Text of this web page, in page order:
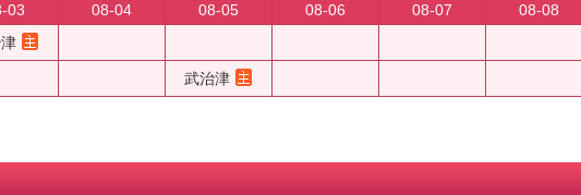
03
08-04
08-05
08-06
08-07
08-08
武治津